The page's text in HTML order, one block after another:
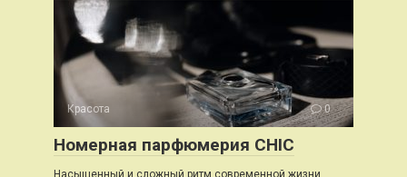
Красота 0
Номерная парфюмерия CHIC
Насыщенный и сложный ритм современной жизни